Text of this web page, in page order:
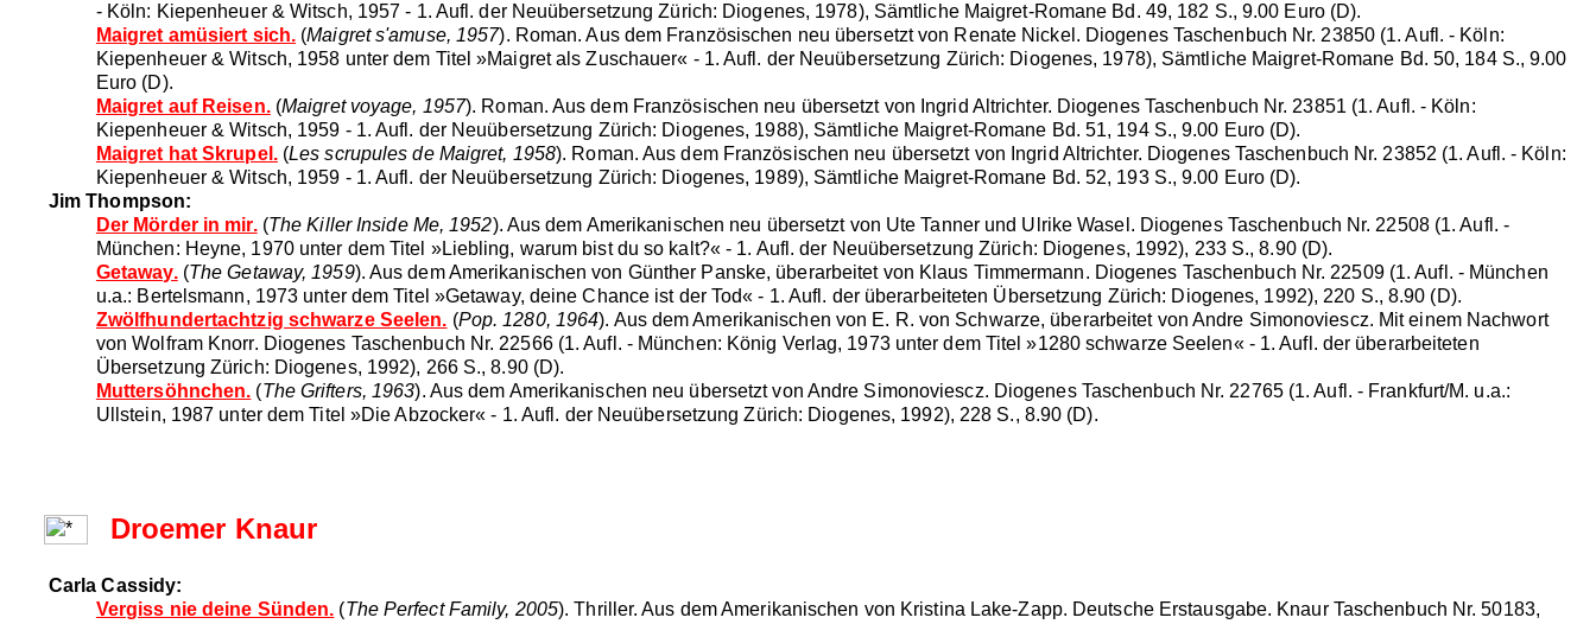
- Köln: Kiepenheuer & Witsch, 1957 - 1. Aufl. der Neuübersetzung Zürich: Diogenes, 1978), Sämtliche Maigret-Romane Bd. 49, 182 S., 9.00 Euro (D).
Maigret amüsiert sich. (Maigret s'amuse, 1957). Roman. Aus dem Französischen neu übersetzt von Renate Nickel. Diogenes Taschenbuch Nr. 23850 (1. Aufl. - Köln:
Kiepenheuer & Witsch, 1958 unter dem Titel »Maigret als Zuschauer« - 1. Aufl. der Neuübersetzung Zürich: Diogenes, 1978), Sämtliche Maigret-Romane Bd. 50, 184 S., 9.00
Euro (D).
Maigret auf Reisen.(Maigret voyage, 1957). Roman. Aus dem Französischen neu übersetzt von Ingrid Altrichter. Diogenes Taschenbuch Nr. 23851 (1. Aufl. - Köln:
Kiepenheuer & Witsch, 1959 - 1. Aufl. der Neuübersetzung Zürich: Diogenes, 1988), Sämtliche Maigret-Romane Bd. 51, 194 S., 9.00 Euro (D).
Maigret hat Skrupel.(Les scrupules de Maigret, 1958). Roman. Aus dem Französischen neu übersetzt von Ingrid Altrichter. Diogenes Taschenbuch Nr. 23852 (1. Aufl. - Köln:
Kiepenheuer & Witsch, 1959 - 1. Aufl. der Neuübersetzung Zürich: Diogenes, 1989), Sämtliche Maigret-Romane Bd. 52, 193 S., 9.00 Euro (D).
Jim Thompson:
Der Mörder in mir.(The Killer Inside Me, 1952). Aus dem Amerikanischen neu übersetzt von Ute Tanner und Ulrike Wasel. Diogenes Taschenbuch Nr. 22508 (1. Aufl. -
München: Heyne, 1970 unter dem Titel »Liebling, warum bist du so kalt?« - 1. Aufl. der Neuübersetzung Zürich: Diogenes, 1992), 233 S., 8.90 (D).
Getaway.(The Getaway, 1959). Aus dem Amerikanischen von Günther Panske, überarbeitet von Klaus Timmermann. Diogenes Taschenbuch Nr. 22509 (1. Aufl. - München
u.a.: Bertelsmann, 1973 unter dem Titel »Getaway, deine Chance ist der Tod« - 1. Aufl. der überarbeiteten Übersetzung Zürich: Diogenes, 1992), 220 S., 8.90 (D).
Zwölfhundertachtzig schwarze Seelen. (Pop. 1280, 1964). Aus dem Amerikanischen von E. R. von Schwarze, überarbeitet von Andre Simonoviescz. Mit einem Nachwort
von Wolfram Knorr. Diogenes Taschenbuch Nr. 22566 (1. Aufl. - München: König Verlag, 1973 unter dem Titel »1280 schwarze Seelen« - 1. Aufl. der überarbeiteten
Übersetzung Zürich: Diogenes, 1992), 266 S., 8.90 (D).
Muttersöhnchen. (The Grifters, 1963). Aus dem Amerikanischen neu übersetzt von Andre Simonoviescz. Diogenes Taschenbuch Nr. 22765 (1. Aufl. - Frankfurt/M. u.a.:
Ullstein, 1987 unter dem Titel »Die Abzocker« - 1. Aufl. der Neuübersetzung Zürich: Diogenes, 1992), 228 S., 8.90 (D).
Droemer Knaur
Carla Cassidy:
Vergiss nie deine Sünden. (The Perfect Family, 2005). Thriller. Aus dem Amerikanischen von Kristina Lake-Zapp. Deutsche Erstausgabe. Knaur Taschenbuch Nr. 50183,